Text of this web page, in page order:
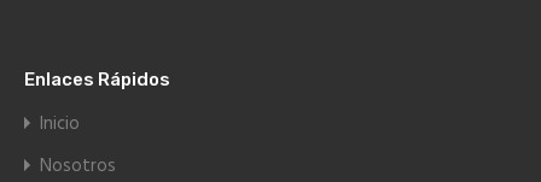
Enlaces Rápidos
Inicio
Nosotros